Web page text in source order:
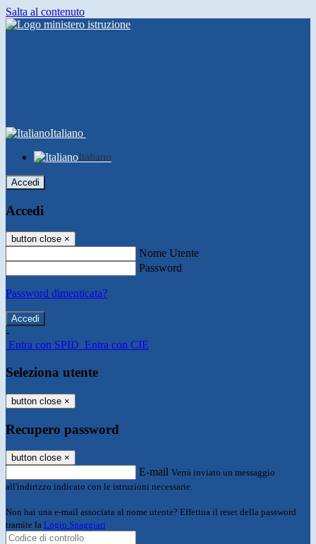
Salta al contenuto
Italiano
Italiano
Accedi
Accedi
button close ×
Nome Utente
Password
Password dimenticata?
-
Entra con SPID Entra con CIE
Seleziona utente
button close ×
Recupero password
button close ×
E-mail Verrà inviato un messaggio
all'indirizzo indicato con le istruzioni necessarie.
Non hai una e-mail associata al nome utente? Effettua il reset della password
tramite la Login Spaggiari